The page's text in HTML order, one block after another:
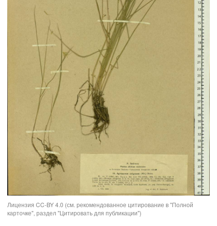
Лицензия CC-BY 4.0 (см. рекомендованное цитирование в "Полной
карточке", раздел "Цитировать для публикации")